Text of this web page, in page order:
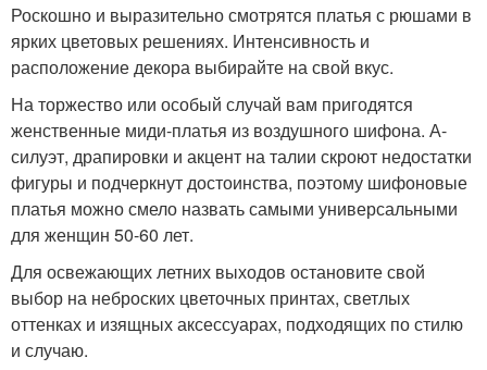
Роскошно и выразительно смотрятся платья с рюшами в
ярких цветовых решениях. Интенсивность и
расположение декора выбирайте на свой вкус.
На торжество или особый случай вам пригодятся
женственные миди-платья из воздушного шифона. А-
силуэт, драпировки и акцент на талии скроют недостатки
фигуры и подчеркнут достоинства, поэтому шифоновые
платья можно смело назвать самыми универсальными
для женщин 50-60 лет.
Для освежающих летних выходов остановите свой
выбор на неброских цветочных принтах, светлых
оттенках и изящных аксессуарах, подходящих по стилю
и случаю.